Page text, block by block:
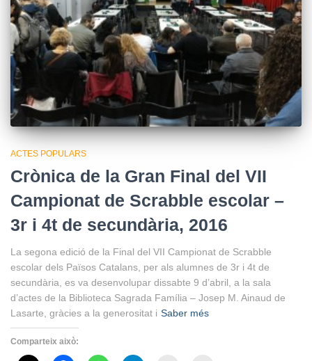
ACTES POPULARS
Crònica de la Gran Final del VII
Campionat de Scrabble escolar –
3r i 4t de secundària, 2016
La segona edició de la Final del VII Campionat de Scrabble
escolar dels Països Catalans, per als alumnes de 3r i 4t de
secundària, es va desenvolupar dissabte 9 d’abril, a la sala
d’actes de la Biblioteca Sagrada Família – Josep M. Ainaud de
Lasarte, gràcies a la generositat i Saber més
Comparteix això: